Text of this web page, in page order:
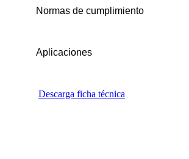
Normas de cumplimiento
Aplicaciones
Descarga ficha técnica